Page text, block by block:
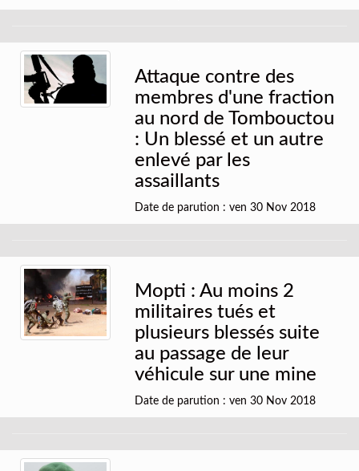
Attaque contre des
membres d'une fraction
au nord de Tombouctou
: Un blessé et un autre
enlevé par les
assaillants
Date de parution : ven 30 Nov 2018
Mopti : Au moins 2
militaires tués et
plusieurs blessés suite
au passage de leur
véhicule sur une mine
Date de parution : ven 30 Nov 2018